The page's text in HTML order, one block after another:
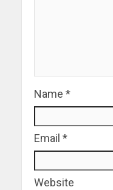
Name *
Email *
Website